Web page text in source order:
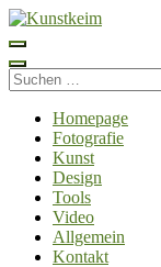
Zum
Inhalt
springen
(Enter
drücken)
Suchen
nach:
Homepage
Fotografie
Kunst
Design
Tools
Video
Allgemein
Kontakt